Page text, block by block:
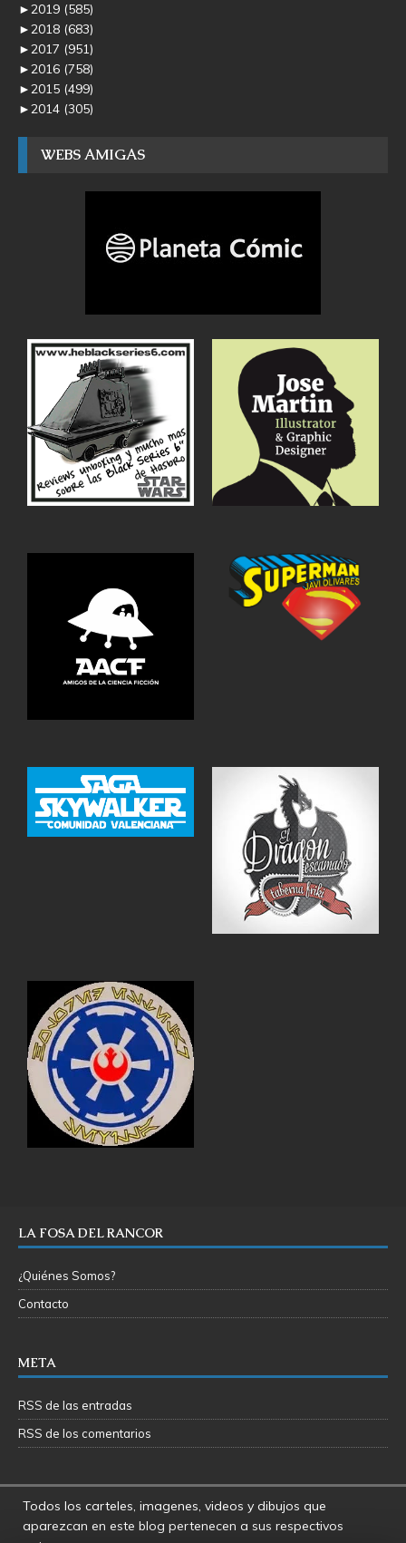
►2019 (585)
►2018 (683)
►2017 (951)
►2016 (758)
►2015 (499)
►2014 (305)
WEBS AMIGAS
LA FOSA DEL RANCOR
¿Quiénes Somos?
Contacto
META
RSS de las entradas
RSS de los comentarios
Todos los carteles, imagenes, videos y dibujos que
aparezcan en este blog pertenecen a sus respectivos